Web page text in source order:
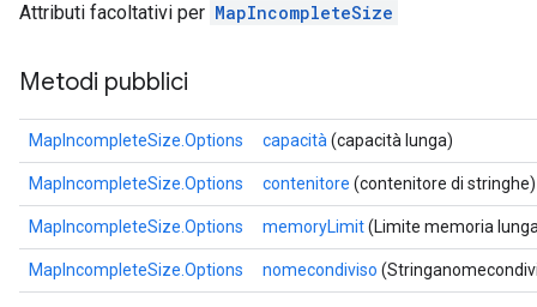
Attributi facoltativi per MapIncompleteSize
Metodi pubblici
MapIncompleteSize.Options capacità (capacità lunga)
MapIncompleteSize.Options contenitore (contenitore di stringhe)
MapIncompleteSize.Options memoryLimit(Limite memoria
MapIncompleteSize.Options nomecondiviso